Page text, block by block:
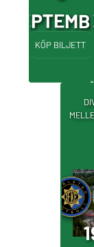
KÖP BILJETT